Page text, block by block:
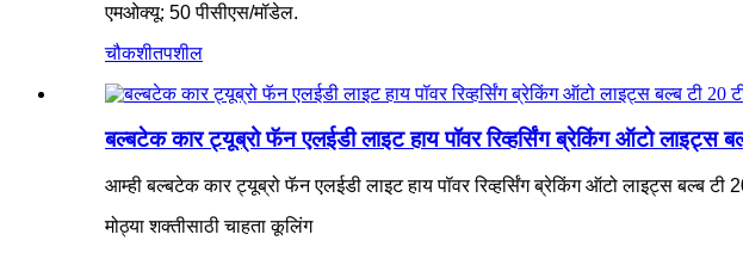
एमओक्यू: 50 पीसीएस/मॉडेल.
चौकशीतपशील
बल्बटेक कार ट्यूब्रो फॅन एलईडी लाइट हाय पॉवर रिव्हर्सिंग ब्रेकिंग ऑटो
आम्ही बल्बटेक कार ट्यूब्रो फॅन एलईडी लाइट हाय पॉवर रिव्हर्सिंग ब्रेकिंग ऑटो लाइट्स बल्ब
मोठ्या शक्तीसाठी चाहता कूलिंग